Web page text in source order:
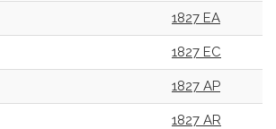
1827 EA
1827 EC
1827 AP
1827 AR